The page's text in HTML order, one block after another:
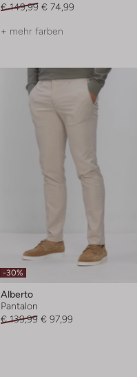
€ 149,99 € 74,99
+ mehr farben
-30%
Alberto
Pantalon
€ 139,99 € 97,99